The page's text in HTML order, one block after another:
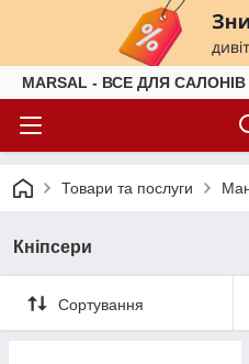
MARSAL - ВСЕ ДЛЯ
Товари та послуги
Кніпсери
Сортування